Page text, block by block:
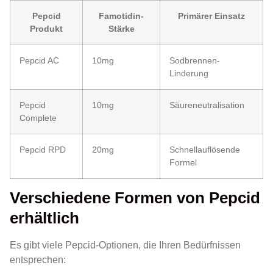
Pepcid
Produkt
Famotidin-
Stärke
Primärer Einsatz
Pepcid AC 10mg
Sodbrennen-
Linderung
Pepcid
Complete
10mg Säureneutralisation
Pepcid RPD 20mg
Schnellauflösende
Formel
Verschiedene Formen von Pepcid
erhältlich
Es gibt viele Pepcid-Optionen, die Ihren Bedürfnissen
entsprechen: